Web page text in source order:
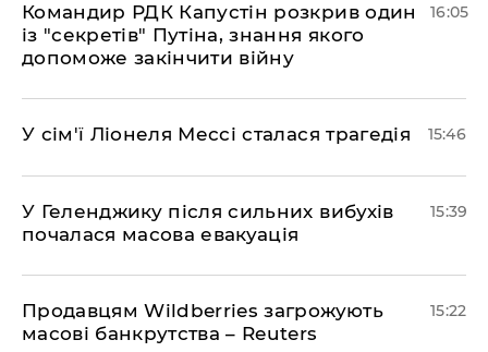
Командир РДК Капустін розкрив один
із "секретів" Путіна, знання якого
допоможе закінчити війну
16:05
У сім'ї Ліонеля Мессі сталася трагедія 15:46
У Геленджику після сильних вибухів
почалася масова евакуація
15:39
Продавцям Wildberries загрожують
масові банкрутства – Reuters
15:22